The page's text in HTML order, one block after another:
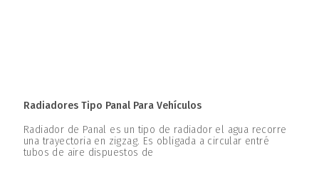
Radiadores Tipo Panal Para Vehículos
Radiador de Panal es un tipo de radiador el agua recorre
una trayectoria en zigzag. Es obligada a circular entré
tubos de aire dispuestos de